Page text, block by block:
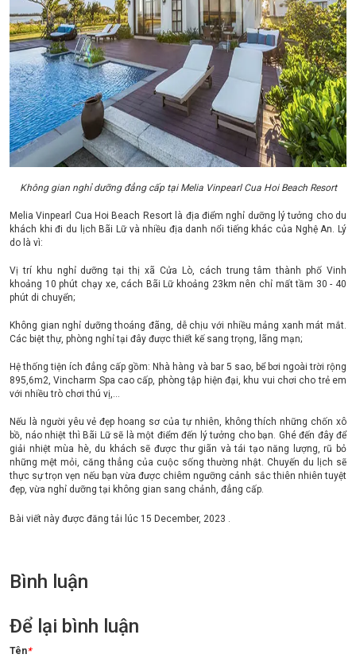
Không gian nghỉ dưỡng đẳng cấp tại Melia Vinpearl Cua Hoi Beach Resort
Melia Vinpearl Cua Hoi Beach Resort là địa điểm nghỉ dưỡng lý tưởng cho du
khách khi đi du lịch Bãi Lữ và nhiều địa danh nổi tiếng khác của Nghệ An. Lý
do là vì:
Vị trí khu nghỉ dưỡng tại thị xã Cửa Lò, cách trung tâm thành phố Vinh
khoảng 10 phút chạy xe, cách Bãi Lữ khoảng 23km nên chỉ mất tầm 30 - 40
phút di chuyển;
Không gian nghỉ dưỡng thoáng đãng, dễ chịu với nhiều mảng xanh mát mắt.
Các biệt thự, phòng nghỉ tại đây được thiết kế sang trọng, lãng mạn;
Hệ thống tiện ích đẳng cấp gồm: Nhà hàng và bar 5 sao, bể bơi ngoài trời rộng
895,6m2, Vincharm Spa cao cấp, phòng tập hiện đại, khu vui chơi cho trẻ em
với nhiều trò chơi thú vị,...
Nếu là người yêu vẻ đẹp hoang sơ của tự nhiên, không thích những chốn xô
bồ, náo nhiệt thì Bãi Lữ sẽ là một điểm đến lý tưởng cho bạn. Ghé đến đây để
giải nhiệt mùa hè, du khách sẽ được thư giãn và tái tạo năng lượng, rũ bỏ
những mệt mỏi, căng thẳng của cuộc sống thường nhật. Chuyến du lịch sẽ
thực sự trọn vẹn nếu bạn vừa được chiêm ngưỡng cảnh sắc thiên nhiên tuyệt
đẹp, vừa nghỉ dưỡng tại không gian sang chảnh, đẳng cấp.
Bài viết này được đăng tải lúc 15 December, 2023 .
Bình luận
Để lại bình luận
Tên*